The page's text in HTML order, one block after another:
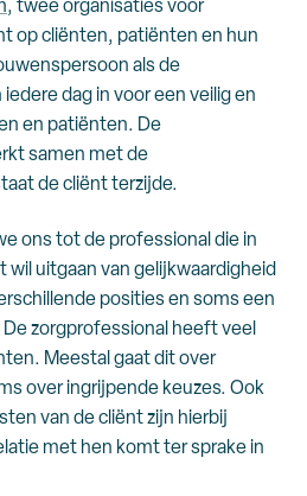
op cliënten, patiënten en hun
als de
dag in voor een veilig en
en patiënten. De
samen met de
de cliënt terzijde.
ons tot de professional die in
uitgaan van gelijkwaardigheid
posities en soms een
zorgprofessional heeft veel
Meestal gaat dit over
over ingrijpende keuzes. Ook
van de cliënt zijn hierbij
met hen komt ter sprake in